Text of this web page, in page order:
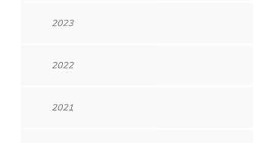
2023
2022
2021